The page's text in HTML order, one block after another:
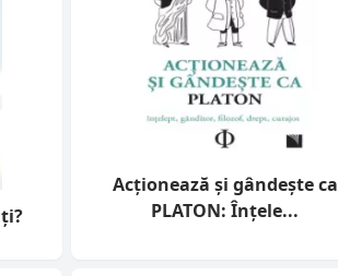
Acţionează şi gândeşte ca
PLATON: Înţele...